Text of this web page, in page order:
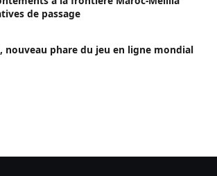
de passage
nouveau phare du jeu en ligne mondial